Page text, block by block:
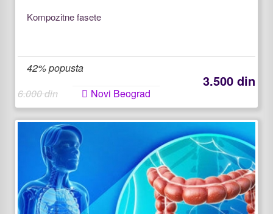
Kompozitne fasete
42% popusta
3.500 din
6.000 din Novi Beograd